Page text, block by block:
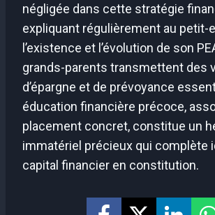
négligée dans cette stratégie
expliquant régulièrement au petit-
l’existence et l’évolution de son
grands-parents transmettent des
d’épargne et de prévoyance
éducation financière précoce,
placement concret, constitue un
immatériel précieux qui complète
capital financier en constitution.